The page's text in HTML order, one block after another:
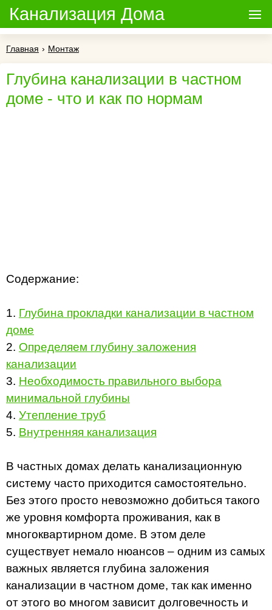
Канализация Дома
Главная › Монтаж
Глубина канализации в частном
доме - что и как по нормам
Содержание:
1. Глубина прокладки канализации в частном
доме
2. Определяем глубину заложения
канализации
3. Необходимость правильного выбора
минимальной глубины
4. Утепление труб
5. Внутренняя канализация
В частных домах делать канализационную
систему часто приходится самостоятельно.
Без этого просто невозможно добиться такого
же уровня комфорта проживания, как в
многоквартирном доме. В этом деле
существует немало нюансов – одним из самых
важных является глубина заложения
канализации в частном доме, так как именно
от этого во многом зависит долговечность и